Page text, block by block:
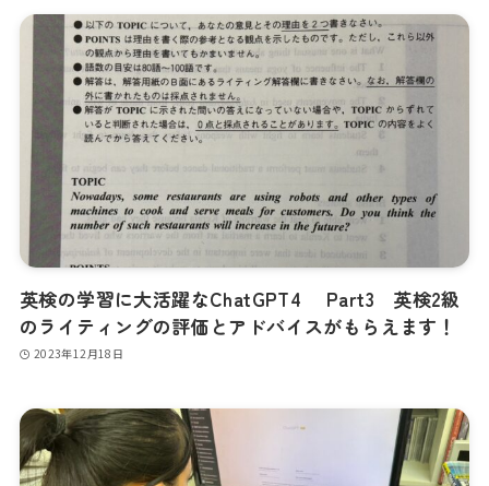
英検の学習に大活躍なChatGPT4 Part3 英検2級
のライティングの評価とアドバイスがもらえます！
2023年12月18日